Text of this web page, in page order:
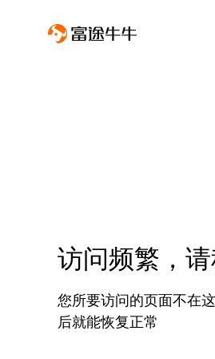
访问频繁，
您所要访问的页面不在
后就能恢复正常